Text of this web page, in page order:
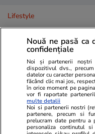
Lifestyle
Cum se scrie corect:
sau bine înțeles
Bani și Afaceri
Nouă ne pasă ca
confidențiale
Noi și partenerii noștri
dispozitivul dvs.,
datelor cu caracter
făcând clic mai jos,
în orice moment pe
vor fi raportate
multe detalii
Noi si partenerii nostri
partenere, precum si
prelucram date pentru a
personaliza continutul